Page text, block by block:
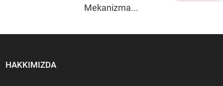
Mekanizma...
HAKKIMIZDA